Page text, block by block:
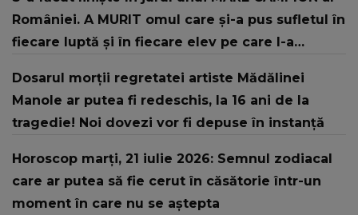
României. A MURIT omul care și-a pus sufletul în
fiecare luptă și în fiecare elev pe care l-a
ALINAT și o CARIERĂ DE EXCEPȚIE: "Mereu mi-ai
fost alături cu..."
Dosarul morții regretatei artiste Mădălinei
Manole ar putea fi redeschis, la 16 ani de la
tragedie! Noi dovezi vor fi depuse în instanță
Horoscop marți, 21 iulie 2026: Semnul zodiacal
care ar putea să fie cerut în căsătorie într-un
moment în care nu se aștepta